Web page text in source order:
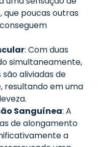
poucas outras
: Com duas
simultaneamente,
aliviadas de
resultando em uma
Sanguínea: A
de alongamento
a